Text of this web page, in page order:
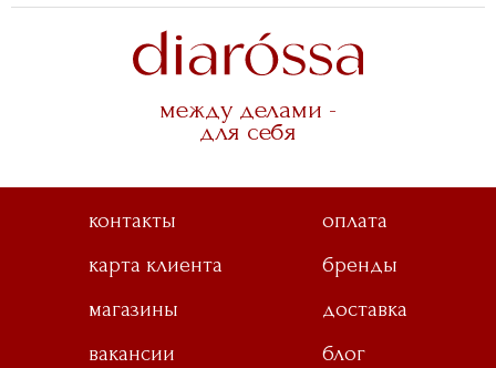
между делами -
для себя
контакты
оплата
карта клиента
бренды
магазины
доставка
вакансии
блог